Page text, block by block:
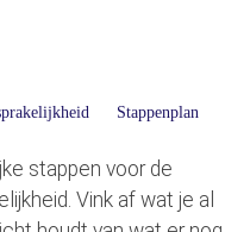
Stappenplan
stappen voor de
Vink af wat je al